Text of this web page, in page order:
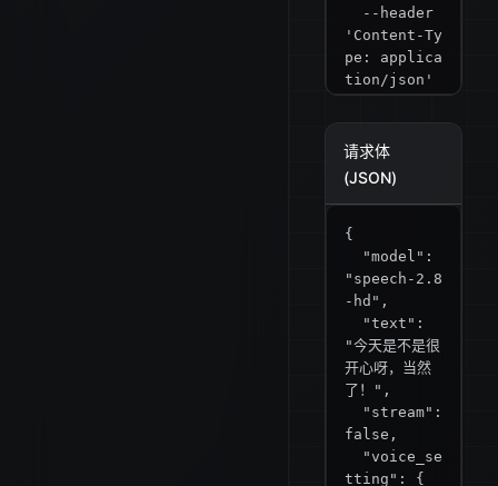
'Content-Ty
pe: applica
tion/json'
  --data '{
  "model":
"speech-2.8
-hd",
"今天是不是很
开心呀，当然
了！",
  "stream":
false,
  "voice_se
tting": {
    "voice_
id": "male-
qn-qingse",
    "spee
d": 1,
请求体
(JSON)
{
"speech-2.8
-hd",
"今天是不是很
开心呀，当然
了！",
false,
tting": {